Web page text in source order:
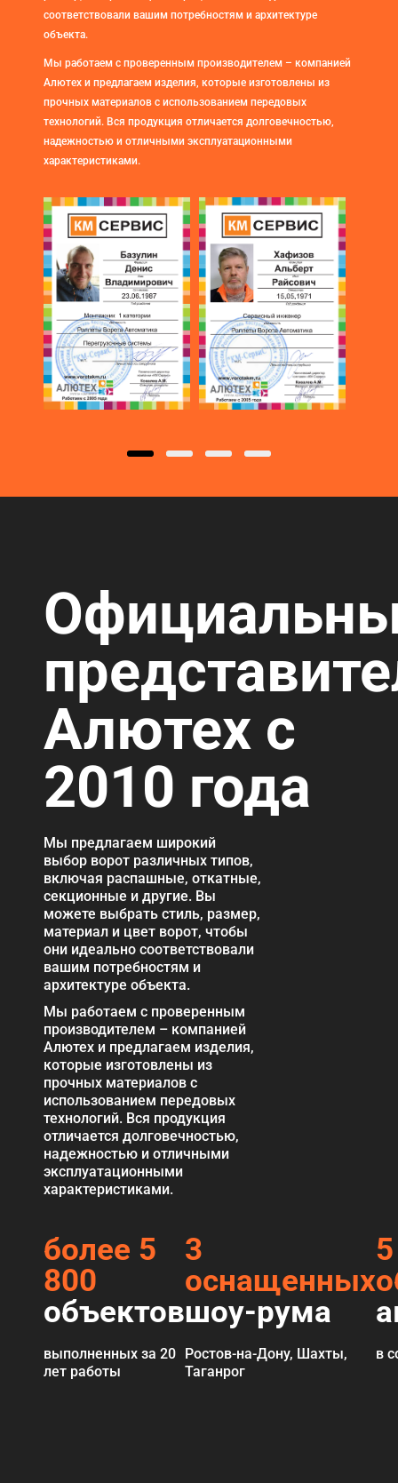
соответствовали вашим потребностям и архитектуре
объекта.
Мы работаем с проверенным производителем – компанией
Алютех и предлагаем изделия, которые изготовлены из
прочных материалов с использованием передовых
технологий. Вся продукция отличается долговечностью,
надежностью и отличными эксплуатационными
характеристиками.
Алютех с
2010 года
Мы предлагаем широкий
выбор ворот различных типов,
включая распашные, откатные,
секционные и другие. Вы
можете выбрать стиль, размер,
материал и цвет ворот, чтобы
они идеально соответствовали
вашим потребностям и
архитектуре объекта.
Мы работаем с проверенным
производителем – компанией
Алютех и предлагаем изделия,
которые изготовлены из
прочных материалов с
использованием передовых
технологий. Вся продукция
отличается долговечностью,
надежностью и отличными
эксплуатационными
характеристиками.
более 5
800
объектов
выполненных за 20
лет работы
3
оснащенных
шоу-рума
Ростов-на-Дону, Шахты,
Таганрог
5
в